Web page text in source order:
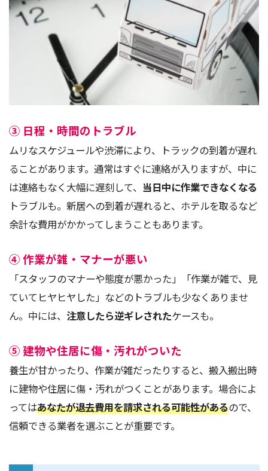
③ 日程・時間のトラブル
ムリなスケジュールや渋滞により、トラックの到着が遅れ
ることがあります。通常はすぐに連絡が入りますが、中に
は連絡もなく大幅に遅刻して、 当日中に作業できなくなる
トラブルも。新居への到着が遅れると、ホテルを取るなど
余計な費用がかかってしまうこともあります。
④ 作業が雑・マナーが悪い
「スタッフのマナーや態度が悪かった」「作業が雑で、見
ていてヒヤヒヤした」などのトラブルも少なくありませ
ん。中には、 注意したら逆ギレされたケースも。
⑤ 建物や住居に傷・汚れがついた
養生が甘かったり、作業が雑だったりすると、搬入搬出時
に建物や住居に傷・汚れがつくことがあります。場合によ
ってはあなたが退去費用を請求される可能性があるので、
信頼できる業者を選ぶことが重要です。